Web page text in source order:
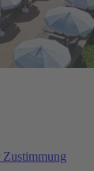
Zustimmung